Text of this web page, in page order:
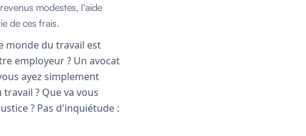
modestes, l'aide
de ces frais.
monde du travail est
employeur ? Un avocat
ayez simplement
? Que va vous
? Pas d'inquiétude :